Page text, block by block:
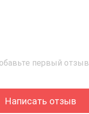
первый отзыв
Написать отзыв